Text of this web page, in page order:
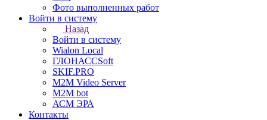
Фото выполненных работ
Войти в систему
Назад
Войти в систему
Wialon Local
ГЛОНАССSoft
SKIF.PRO
M2M Video Server
М2М bot
АСМ ЭРА
Контакты